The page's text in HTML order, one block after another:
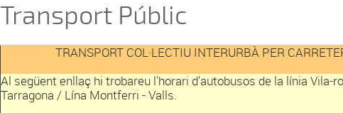
Transport Públic
TRANSPORT COL·LECTIU INTERURBÀ PER
Al següent enllaç hi trobareu l'horari d'autobusos de la línia Vila-
Tarragona / Lína Montferri - Valls.